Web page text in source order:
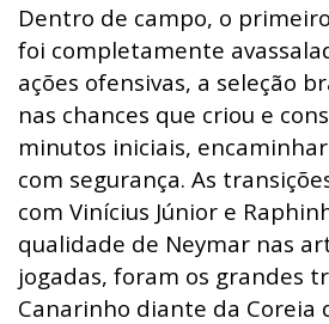
Dentro de campo, o
foi completamente
ações ofensivas, a seleção
nas chances que criou e
minutos iniciais,
com segurança. As
com Vinícius Júnior e
qualidade de Neymar nas
jogadas, foram os grandes
Canarinho diante da Coreia